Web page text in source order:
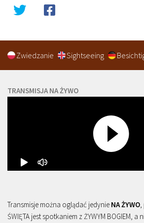
Zwiedzanie Sightseeing
TRANSMISJA NA ŻYWO
Transmisje można oglądać jedynie NA ŻYWO,
ŚWIĘTA jest spotkaniem z ŻYWYM BOGIEM,